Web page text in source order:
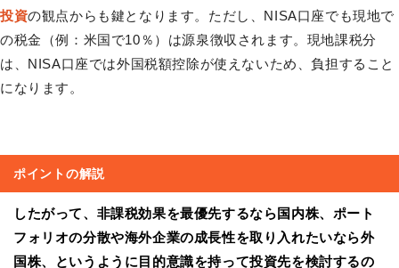
投資の観点からも鍵となります。ただし、NISA口座でも現地で
の税金（例：米国で10％）は源泉徴収されます。現地課税分
は、NISA口座では外国税額控除が使えないため、負担すること
になります。
ポイントの解説
したがって、非課税効果を最優先するなら国内株、ポート
フォリオの分散や海外企業の成長性を取り入れたいなら外
国株、というように目的意識を持って投資先を検討するの